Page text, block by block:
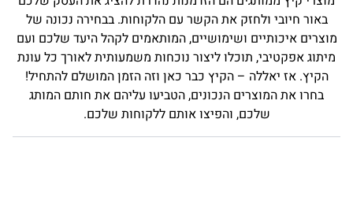
באור חיובי ולחזק את הקשר עם הלקוחות. בבחירה נכונה של
איכותיים ושימושיים, המותאמים לקהל היעד שלכם ועם
מיתוג אפקטיבי, תוכלו ליצור נוכחות משמעותית לאורך כל עונת
הקיץ. אז יאללה – הקיץ כבר כאן וזה הזמן המושלם להתחיל!
בחרו את המוצרים הנכונים, הטביעו עליהם את חותם המותג
שלכם, והפיצו אותם ללקוחות שלכם.